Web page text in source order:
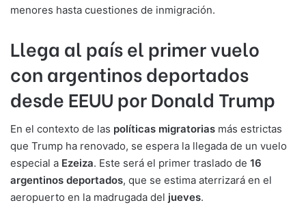
menores hasta cuestiones de inmigración.
Llega al país el primer vuelo
con argentinos deportados
desde EEUU por Donald Trump
En el contexto de las políticas migratorias más estrictas
que Trump ha renovado, se espera la llegada de un vuelo
especial a Ezeiza. Este será el primer traslado de 16
argentinos deportados, que se estima aterrizará en el
aeropuerto en la madrugada del jueves.